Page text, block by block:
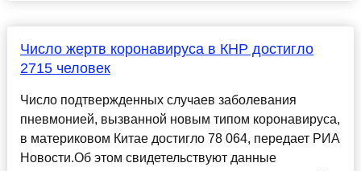
Число жертв коронавируса в КНР достигло
2715 человек
Число подтвержденных случаев заболевания
пневмонией, вызванной новым типом коронавируса,
в материковом Китае достигло 78 064, передает РИА
Новости.Об этом свидетельствуют данные